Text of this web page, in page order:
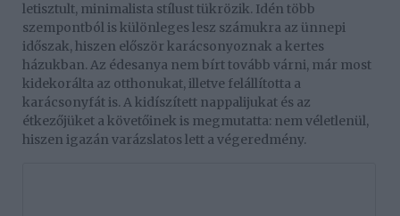
letisztult, minimalista stílust tükrözik. Idén több
szempontból is különleges lesz számukra az ünnepi
időszak, hiszen először karácsonyoznak a kertes
házukban. Az édesanya nem bírt tovább várni, már most
kidekorálta az otthonukat, illetve felállította a
karácsonyfát is. A kidíszített nappalijukat és az
étkezőjüket a követőinek is megmutatta: nem véletlenül,
hiszen igazán varázslatos lett a végeredmény.